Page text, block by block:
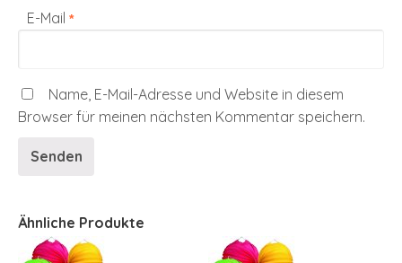
E-Mail *
Name, E-Mail-Adresse und Website in diesem
Browser für meinen nächsten Kommentar speichern.
Ähnliche Produkte